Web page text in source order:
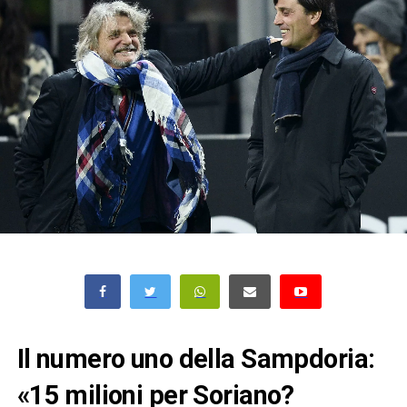
Il numero uno della Sampdoria:
«15 milioni per Soriano?